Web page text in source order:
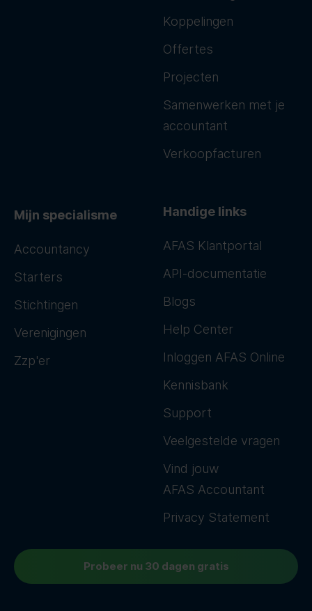
Koppelingen
Offertes
Projecten
Samenwerken met je
accountant
Verkoopfacturen
Mijn specialisme
Accountancy
Starters
Stichtingen
Verenigingen
Zzp'er
Handige links
AFAS Klantportal
API-documentatie
Blogs
Help Center
Inloggen AFAS Online
Kennisbank
Support
Veelgestelde vragen
Vind jouw
AFAS Accountant
Privacy Statement
Probeer nu 30 dagen gratis